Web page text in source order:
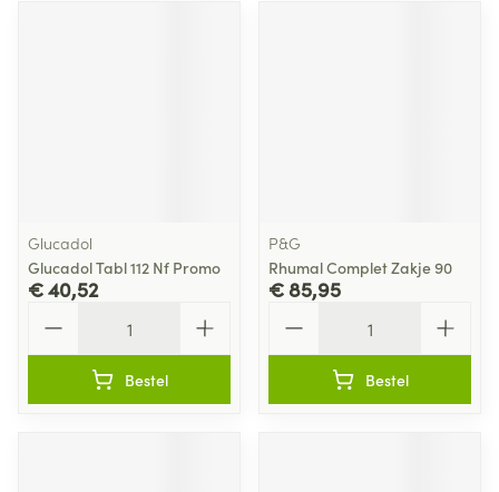
Glucadol
Glucadol Tabl 112 Nf Promo
€ 40,52
Bestel
P&G
Rhumal Complet Zakje 90
€ 85,95
Bestel